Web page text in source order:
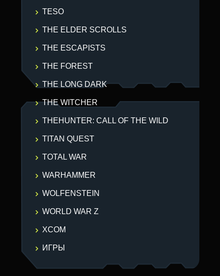
TESO
THE ELDER SCROLLS
THE ESCAPISTS
THE FOREST
THE LONG DARK
THE WITCHER
THEHUNTER: CALL OF THE WILD
TITAN QUEST
TOTAL WAR
WARHAMMER
WOLFENSTEIN
WORLD WAR Z
XCOM
ИГРЫ